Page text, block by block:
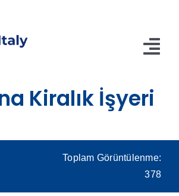
Anasayfa
Hizmetler
Kiralık İşyeri
Toplam Görüntülenme:
378